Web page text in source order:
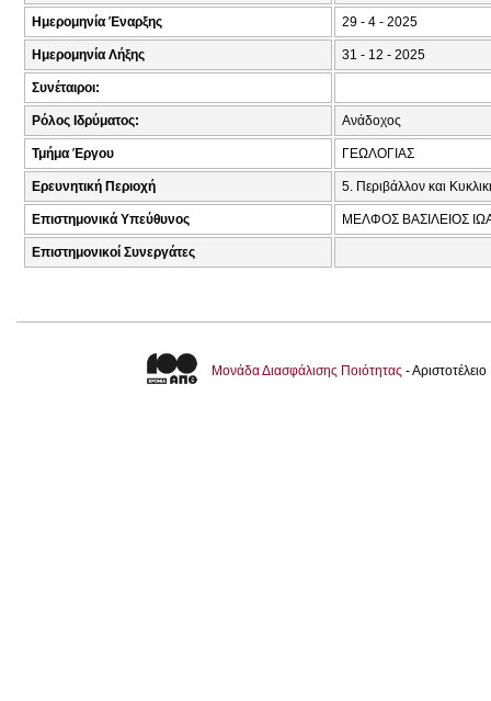
Ημερομηνία Έναρξης 29 - 4 - 2025
Ημερομηνία Λήξης 31 - 12 - 2025
Συνέταιροι:
Ρόλος Ιδρύματος: Ανάδοχος
Τμήμα Έργου ΓΕΩΛΟΓΙΑΣ
Ερευνητική Περιοχή 5. Περιβάλλον και
Επιστημονικά Υπεύθυνος ΜΕΛΦΟΣ ΒΑΣΙΛΕΙΟΣ
Επιστημονικοί Συνεργάτες
Μονάδα Διασφάλισης Ποιότητας -